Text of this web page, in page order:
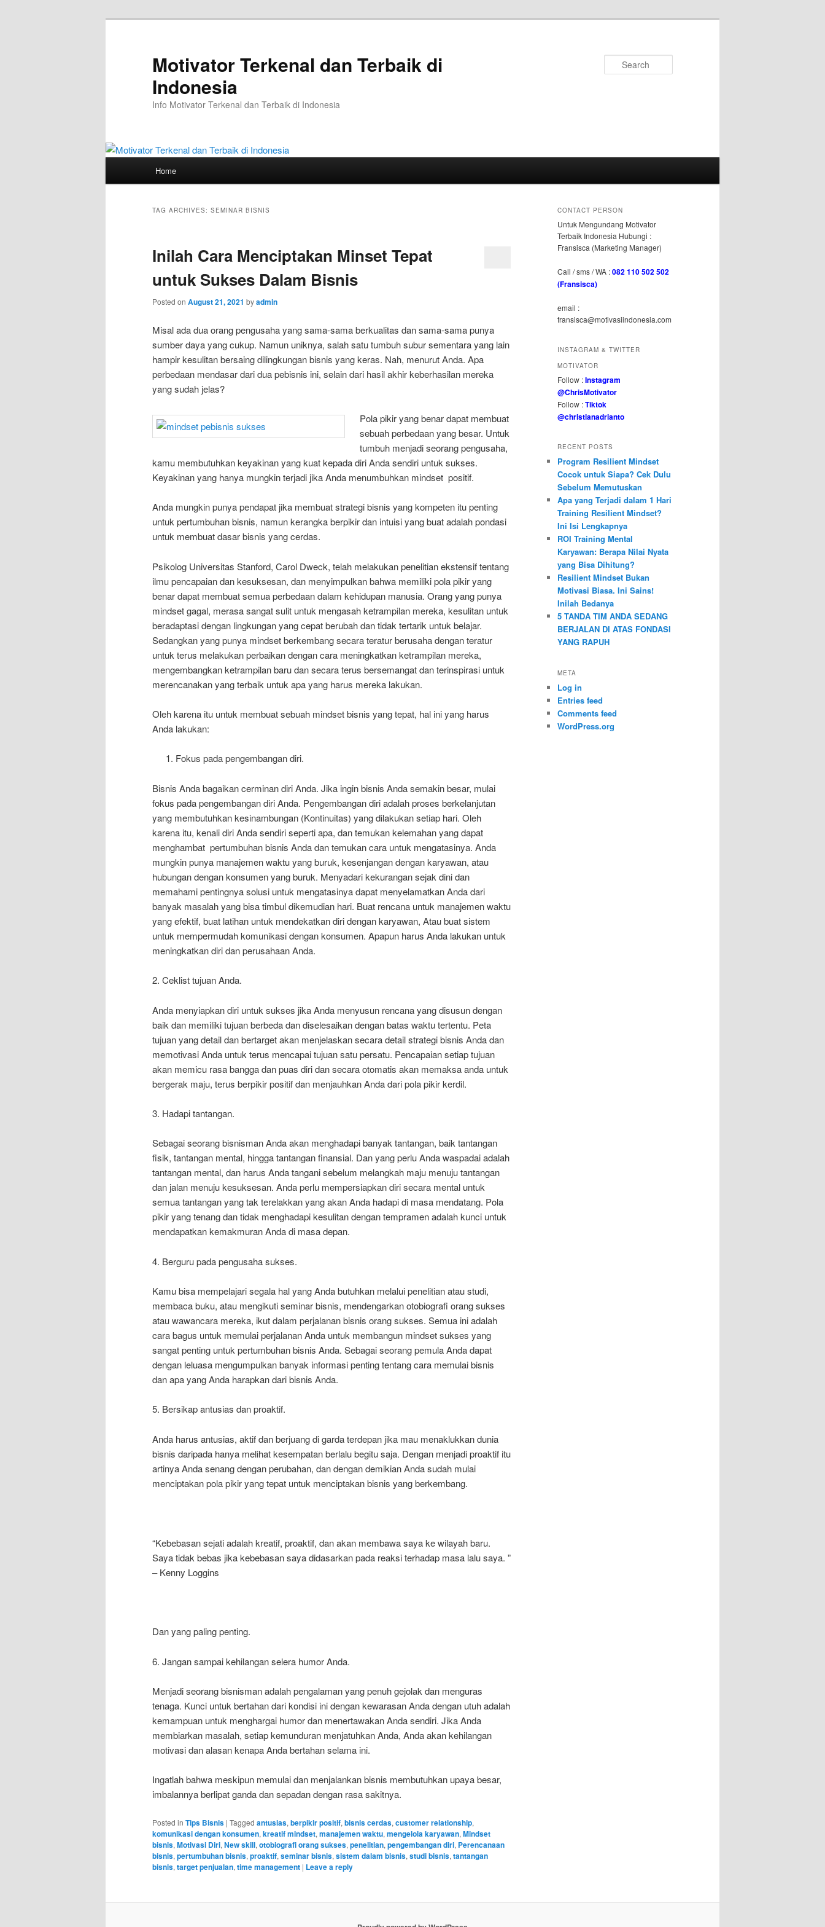
Motivator Terkenal dan Terbaik di
Indonesia
Info Motivator Terkenal dan Terbaik di Indonesia
Home
TAG ARCHIVES: SEMINAR BISNIS
Inilah Cara Menciptakan Minset Tepat
untuk Sukses Dalam Bisnis
Posted on August 21, 2021 byadmin
Misal ada dua orang pengusaha yang sama-sama berkualitas dan sama-sama punya
sumber daya yang cukup. Namun uniknya, salah satu tumbuh subur sementara yang lain
hampir kesulitan bersaing dilingkungan bisnis yang keras. Nah, menurut Anda. Apa
perbedaan mendasar dari dua pebisnis ini, selain dari hasil akhir keberhasilan mereka
yang sudah jelas?
Pola pikir yang benar dapat membuat
sebuah perbedaan yang besar. Untuk
tumbuh menjadi seorang pengusaha,
kamu membutuhkan keyakinan yang kuat kepada diri Anda sendiri untuk sukses.
Keyakinan yang hanya mungkin terjadi jika Anda menumbuhkan mindset positif.
Anda mungkin punya pendapat jika membuat strategi bisnis yang kompeten itu penting
untuk pertumbuhan bisnis, namun kerangka berpikir dan intuisi yang buat adalah pondasi
untuk membuat dasar bisnis yang cerdas.
Psikolog Universitas Stanford, Carol Dweck, telah melakukan penelitian ekstensif tentang
ilmu pencapaian dan kesuksesan, dan menyimpulkan bahwa memiliki pola pikir yang
benar dapat membuat semua perbedaan dalam kehidupan manusia. Orang yang punya
mindset gagal, merasa sangat sulit untuk mengasah ketrampilan mereka, kesulitan untuk
beradaptasi dengan lingkungan yang cepat berubah dan tidak tertarik untuk belajar.
Sedangkan yang punya mindset berkembang secara teratur berusaha dengan teratur
untuk terus melakukan perbaikan dengan cara meningkatkan ketrampilan mereka,
mengembangkan ketrampilan baru dan secara terus bersemangat dan terinspirasi untuk
merencanakan yang terbaik untuk apa yang harus mereka lakukan.
Oleh karena itu untuk membuat sebuah mindset bisnis yang tepat, hal ini yang harus
Anda lakukan:
Fokus pada pengembangan diri.
Bisnis Anda bagaikan cerminan diri Anda. Jika ingin bisnis Anda semakin besar, mulai
fokus pada pengembangan diri Anda. Pengembangan diri adalah proses berkelanjutan
yang membutuhkan kesinambungan (Kontinuitas) yang dilakukan setiap hari. Oleh
karena itu, kenali diri Anda sendiri seperti apa, dan temukan kelemahan yang dapat
menghambat pertumbuhan bisnis Anda dan temukan cara untuk mengatasinya. Anda
mungkin punya manajemen waktu yang buruk, kesenjangan dengan karyawan, atau
hubungan dengan konsumen yang buruk. Menyadari kekurangan sejak dini dan
memahami pentingnya solusi untuk mengatasinya dapat menyelamatkan Anda dari
banyak masalah yang bisa timbul dikemudian hari. Buat rencana untuk manajemen waktu
yang efektif, buat latihan untuk mendekatkan diri dengan karyawan, Atau buat sistem
untuk mempermudah komunikasi dengan konsumen. Apapun harus Anda lakukan untuk
meningkatkan diri dan perusahaan Anda.
2. Ceklist tujuan Anda.
Anda menyiapkan diri untuk sukses jika Anda menyusun rencana yang disusun dengan
baik dan memiliki tujuan berbeda dan diselesaikan dengan batas waktu tertentu. Peta
tujuan yang detail dan bertarget akan menjelaskan secara detail strategi bisnis Anda dan
memotivasi Anda untuk terus mencapai tujuan satu persatu. Pencapaian setiap tujuan
akan memicu rasa bangga dan puas diri dan secara otomatis akan memaksa anda untuk
bergerak maju, terus berpikir positif dan menjauhkan Anda dari pola pikir kerdil.
3. Hadapi tantangan.
Sebagai seorang bisnisman Anda akan menghadapi banyak tantangan, baik tantangan
fisik, tantangan mental, hingga tantangan finansial. Dan yang perlu Anda waspadai adalah
tantangan mental, dan harus Anda tangani sebelum melangkah maju menuju tantangan
dan jalan menuju kesuksesan. Anda perlu mempersiapkan diri secara mental untuk
semua tantangan yang tak terelakkan yang akan Anda hadapi di masa mendatang. Pola
pikir yang tenang dan tidak menghadapi kesulitan dengan tempramen adalah kunci untuk
mendapatkan kemakmuran Anda di masa depan.
4. Berguru pada pengusaha sukses.
Kamu bisa mempelajari segala hal yang Anda butuhkan melalui penelitian atau studi,
membaca buku, atau mengikuti seminar bisnis, mendengarkan otobiografi orang sukses
atau wawancara mereka, ikut dalam perjalanan bisnis orang sukses. Semua ini adalah
cara bagus untuk memulai perjalanan Anda untuk membangun mindset sukses yang
sangat penting untuk pertumbuhan bisnis Anda. Sebagai seorang pemula Anda dapat
dengan leluasa mengumpulkan banyak informasi penting tentang cara memulai bisnis
dan apa yang Anda harapkan dari bisnis Anda.
5. Bersikap antusias dan proaktif.
Anda harus antusias, aktif dan berjuang di garda terdepan jika mau menaklukkan dunia
bisnis daripada hanya melihat kesempatan berlalu begitu saja. Dengan menjadi proaktif itu
artinya Anda senang dengan perubahan, dan dengan demikian Anda sudah mulai
menciptakan pola pikir yang tepat untuk menciptakan bisnis yang berkembang.
“Kebebasan sejati adalah kreatif, proaktif, dan akan membawa saya ke wilayah baru.
Saya tidak bebas jika kebebasan saya didasarkan pada reaksi terhadap masa lalu saya. ”
– Kenny Loggins
Dan yang paling penting.
6. Jangan sampai kehilangan selera humor Anda.
Menjadi seorang bisnisman adalah pengalaman yang penuh gejolak dan menguras
tenaga. Kunci untuk bertahan dari kondisi ini dengan kewarasan Anda dengan utuh adalah
kemampuan untuk menghargai humor dan menertawakan Anda sendiri. Jika Anda
membiarkan masalah, setiap kemunduran menjatuhkan Anda, Anda akan kehilangan
motivasi dan alasan kenapa Anda bertahan selama ini.
Ingatlah bahwa meskipun memulai dan menjalankan bisnis membutuhkan upaya besar,
imbalannya berlipat ganda dan sepadan dengan rasa sakitnya.
Posted in Tips Bisnis | Tagged antusias, berpikir positif, bisnis cerdas, customer relationship,
komunikasi dengan konsumen, kreatif mindset, manajemen waktu, mengelola karyawan, Mindset
bisnis, Motivasi Diri, New skill, otobiografi orang sukses, penelitian, pengembangan diri, Perencanaan
bisnis, pertumbuhan bisnis, proaktif, seminar bisnis, sistem dalam bisnis, studi bisnis, tantangan
bisnis, target penjualan, time management | Leave a reply
CONTACT PERSON
Untuk Mengundang Motivator
Terbaik Indonesia Hubungi :
Fransisca (Marketing Manager)
Call / sms / WA :082 110 502 502
(Fransisca)
email :
fransisca@motivasiindonesia.com
INSTAGRAM & TWITTER
MOTIVATOR
Follow :Instagram
@ChrisMotivator
Follow :Tiktok
@christianadrianto
RECENT POSTS
Program Resilient Mindset
Cocok untuk Siapa? Cek Dulu
Sebelum Memutuskan
Apa yang Terjadi dalam 1 Hari
Training Resilient Mindset?
Ini Isi Lengkapnya
ROI Training Mental
Karyawan: Berapa Nilai Nyata
yang Bisa Dihitung?
Resilient Mindset Bukan
Motivasi Biasa. Ini Sains!
Inilah Bedanya
5 TANDA TIM ANDA SEDANG
BERJALAN DI ATAS FONDASI
YANG RAPUH
META
Log in
Entries feed
Comments feed
WordPress.org